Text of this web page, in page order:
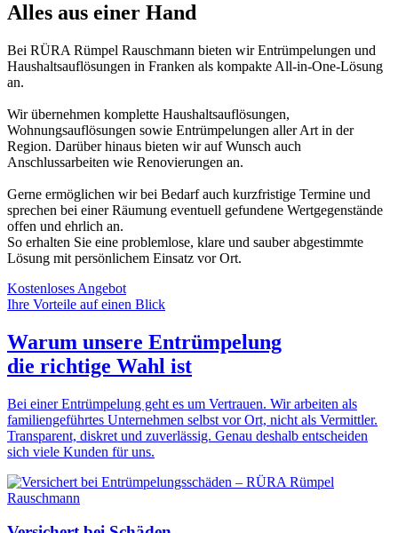
Alles aus einer Hand
Bei RÜRA Rümpel Rauschmann bieten wir Entrümpelungen und
Haushaltsauflösungen in Franken als kompakte All-in-One-Lösung
an.
Wir übernehmen komplette Haushaltsauflösungen,
Wohnungsauflösungen sowie Entrümpelungen aller Art in der
Region. Darüber hinaus bieten wir auf Wunsch auch
Anschlussarbeiten wie Renovierungen an.
Gerne ermöglichen wir bei Bedarf auch kurzfristige Termine und
sprechen bei einer Räumung eventuell gefundene Wertgegenstände
offen und ehrlich an.
So erhalten Sie eine problemlose, klare und sauber abgestimmte
Lösung mit persönlichem Einsatz vor Ort.
Kostenloses Angebot
Ihre Vorteile auf einen Blick
Warum unsere Entrümpelung
die richtige Wahl ist
Bei einer Entrümpelung geht es um Vertrauen. Wir arbeiten als
familiengeführtes Unternehmen selbst vor Ort, nicht als Vermittler.
Transparent, diskret und zuverlässig. Genau deshalb entscheiden
sich viele Kunden für uns.